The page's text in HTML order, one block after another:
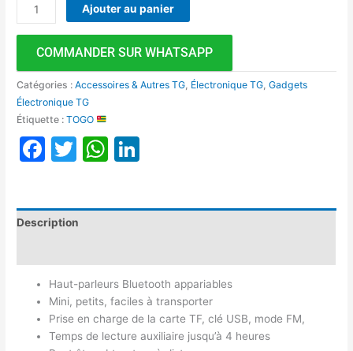
Ajouter au panier
COMMANDER SUR WHATSAPP
Catégories :Accessoires & Autres TG Électronique TG ,Gadgets
Électronique TG
Étiquette :TOGO
Facebook
TwitterWhatsApp
Description
Haut-parleurs Bluetooth appariables
Mini, petits, faciles à transporter
Prise en charge de la carte TF, clé USB, mode FM,
Temps de lecture auxiliaire jusqu’à 4 heures